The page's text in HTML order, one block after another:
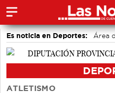
Es noticia en Deportes: Área
Fútbol
ATLETISMO